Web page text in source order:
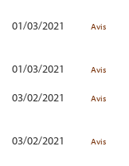
01/03/2021
Avis
01/03/2021
Avis
03/02/2021
Avis
03/02/2021
Avis